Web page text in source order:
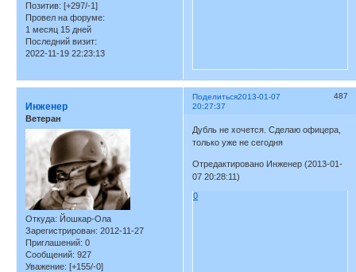
Позитив: [+297/-1]
Провел на форуме:
1 месяц 15 дней
Последний визит:
2022-11-19 22:23:13
Поделиться 487
2013-01-07
20:27:37
Инженер
Ветеран
Откуда: Йошкар-Ола
Зарегистрирован: 2012-11-27
Приглашений: 0
Сообщений: 927
Уважение: [+155/-0]
Дубль не хочется. Сделаю офицера,
только уже не сегодня
Отредактировано Инженер (2013-01-
07 20:28:11)
0